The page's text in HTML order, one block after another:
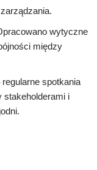
wytyczne
między
spotkania
stakeholderami i